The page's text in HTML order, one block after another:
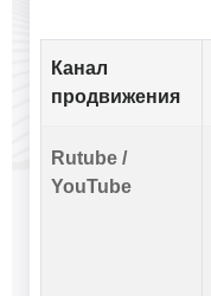
Канал
продвижения
Rutube /
YouTube